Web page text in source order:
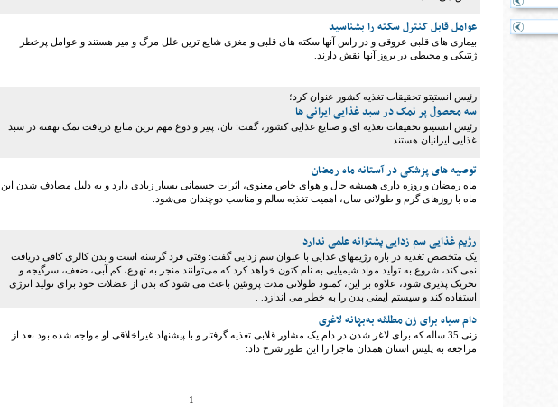
عوامل قابل کنترل سکته را بشناسید
بیماری های قلبی عروقی و در راس آنها سکته های قلبی و مغزی شایع ترین علل مرگ و میر هستند و عوامل پرخطر
ژنتیکی و محیطی در بروز آنها نقش دارند.
رئیس انستیتو تحقیقات تغذیه کشور عنوان کرد؛
سه محصول پر نمک در سبد غذایی ایرانی ها
رئیس انستیتو تحقیقات تغذیه ای و صنایع غذایی کشور، گفت: نان، پنیر و دوغ مهم ترین منابع دریافت نمک نهفته در سبد
غذایی ایرانیان هستند.
توصیه های پزشکی در آستانه ماه رمضان
ماه رمضان و روزه داری همیشه حال و هوای خاص معنوی، اثرات جسمانی بسیار زیادی دارد و به دلیل مصادف شدن این
ماه با روزهای گرم و طولانی سال، اهمیت تغذیه‌ سالم و مناسب دوچندان می‌شود.
رژیم غذایی سم زدایی پشتوانه علمی ندارد
یک متخصص تغذیه در باره رژیمهای غذایی با عنوان سم زدایی گفت: وقتی فرد گرسنه است و بدن کالری کافی دریافت
نمی کند، شروع به تولید مواد شیمیایی به نام کتون خواهد کرد که می‌توانند منجر به تهوع، کم آبی، ضعف، سرگیجه و
تحریک پذیری شود، علاوه بر این، کمبود طولانی مدت پروتئین باعث می شود که بدن از عضلات خود برای تولید انرژی
استفاده کند و سیستم ایمنی بدن را به خطر می اندازد. .
دام سیاه برای زن مطلقه به‌بهانه لاغری
زنی 35 ساله که برای لاغر شدن در دام یک مشاور قلابی تغذیه گرفتار و با پیشنهاد غیراخلاقی او مواجه شده بود بعد از
مراجعه به پلیس استان همدان ماجرا را این طور شرح داد:
1